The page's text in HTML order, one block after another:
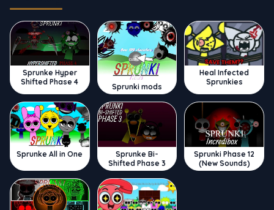
Sprunke Hyper
Shifted Phase 4
Sprunki mods
Heal Infected
Sprunkies
Sprunke All in One
Sprunke Bi-
Shifted Phase 3
Sprunki Phase 12
(New Sounds)